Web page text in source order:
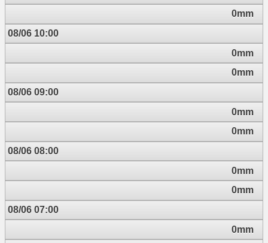
0mm
08/06 10:00
0mm
0mm
08/06 09:00
0mm
0mm
08/06 08:00
0mm
0mm
08/06 07:00
0mm